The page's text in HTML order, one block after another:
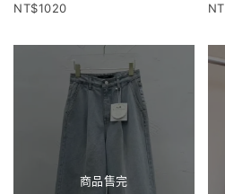
1020
商品售完